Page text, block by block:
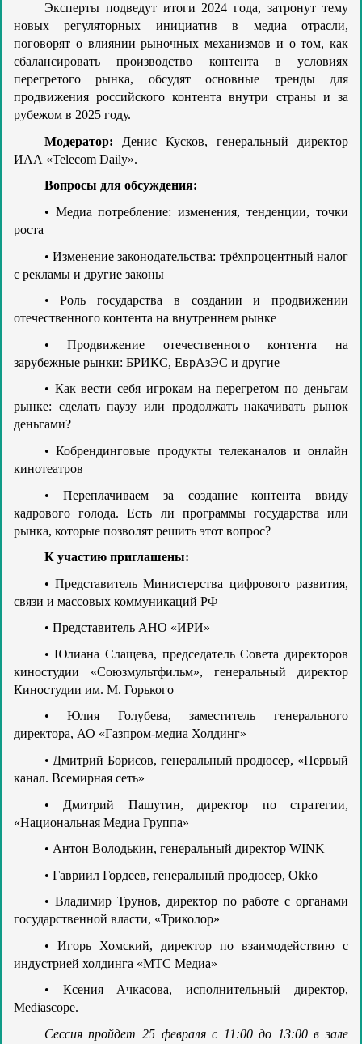
Эксперты подведут итоги 2024 года, затронут тему
новых регуляторных инициатив в медиа отрасли,
поговорят о влиянии рыночных механизмов и о том, как
сбалансировать производство контента в условиях
перегретого рынка, обсудят основные тренды для
продвижения российского контента внутри страны и за
рубежом в 2025 году.
Модератор: Денис Кусков, генеральный директор
ИАА «Telecom Daily».
Вопросы для обсуждения:
• Медиа потребление: изменения, тенденции, точки
роста
• Изменение законодательства: трёхпроцентный налог
с рекламы и другие законы
• Роль государства в создании и продвижении
отечественного контента на внутреннем рынке
• Продвижение отечественного контента на
зарубежные рынки: БРИКС, ЕврАзЭС и другие
• Как вести себя игрокам на перегретом по деньгам
рынке: сделать паузу или продолжать накачивать рынок
деньгами?
• Кобрендинговые продукты телеканалов и онлайн
кинотеатров
• Переплачиваем за создание контента ввиду
кадрового голода. Есть ли программы государства или
рынка, которые позволят решить этот вопрос?
К участию приглашены:
• Представитель Министерства цифрового развития,
связи и массовых коммуникаций РФ
• Представитель АНО «ИРИ»
• Юлиана Слащева, председатель Совета директоров
киностудии «Союзмультфильм», генеральный директор
Киностудии им. М. Горького
• Юлия Голубева, заместитель генерального
директора, АО «Газпром-медиа Холдинг»
• Дмитрий Борисов, генеральный продюсер, «Первый
канал. Всемирная сеть»
• Дмитрий Пашутин, директор по стратегии,
«Национальная Медиа Группа»
• Антон Володькин, генеральный директор WINK
• Гавриил Гордеев, генеральный продюсер, Okko
• Владимир Трунов, директор по работе с органами
государственной власти, «Триколор»
• Игорь Хомский, директор по взаимодействию с
индустрией холдинга «МТС Медиа»
• Ксения Ачкасова, исполнительный директор,
Mediascope.
Сессия пройдет 25 февраля с 11:00 до 13:00 в зале